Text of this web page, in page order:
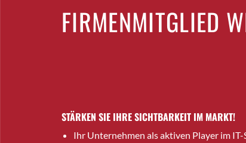
FIRMENMITGLIED
STÄRKEN SIE IHRE SICHTBARKEIT IM MARKT!
Ihr Unternehmen als aktiven Player im